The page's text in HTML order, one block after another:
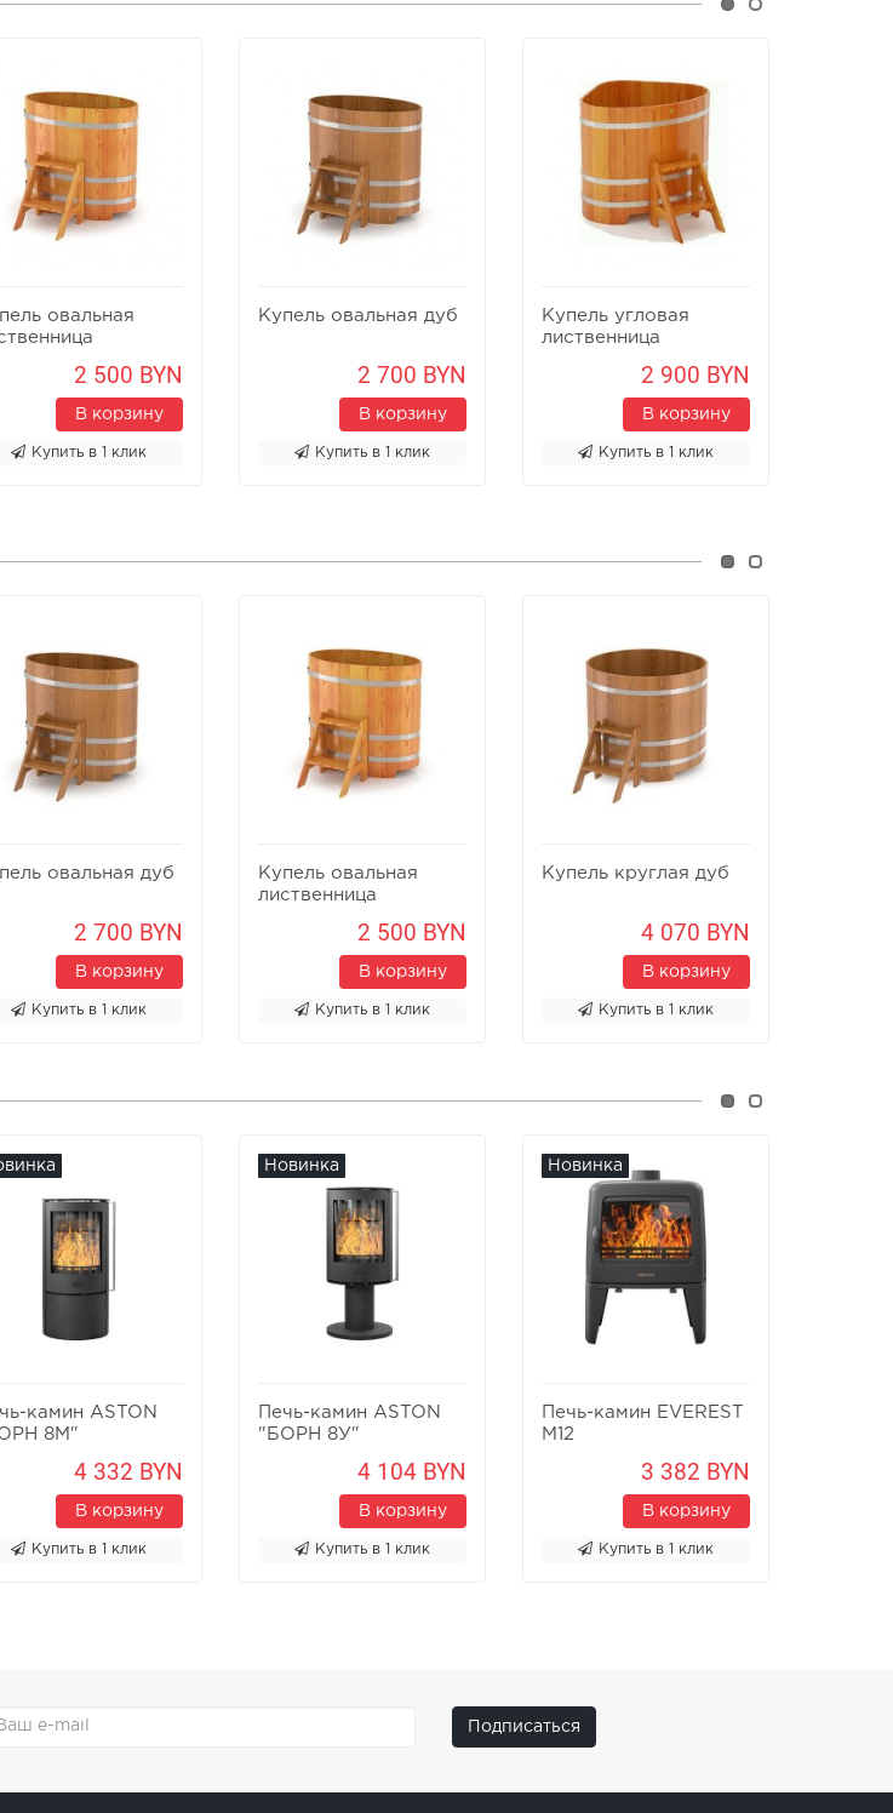
овальная
2 500 BYN
В корзину
Купить в 1 клик
Купель овальная дуб
2 700 BYN
В корзину
Купить в 1 клик
Купель угловая
лиственница
2 900 BYN
В корзину
Купить в 1 клик
овальная дуб
2 700 BYN
В корзину
Купить в 1 клик
Купель овальная
лиственница
2 500 BYN
В корзину
Купить в 1 клик
Купель круглая дуб
4 070 BYN
В корзину
Купить в 1 клик
камин ASTON
8М"
4 332 BYN
В корзину
Купить в 1 клик
Новинка
Печь-камин ASTON
"БОРН 8У"
4 104 BYN
В корзину
Купить в 1 клик
Новинка
Печь-камин EVEREST
M12
3 382 BYN
В корзину
Купить в 1 клик
Подписаться